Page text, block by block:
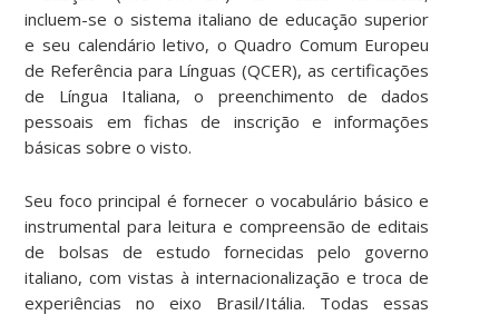
incluem-se o sistema italiano de educação superior
e seu calendário letivo, o Quadro Comum Europeu
de Referência para Línguas (QCER), as certificações
de Língua Italiana, o preenchimento de dados
pessoais em fichas de inscrição e informações
básicas sobre o visto.
Seu foco principal é fornecer o vocabulário básico e
instrumental para leitura e compreensão de editais
de bolsas de estudo fornecidas pelo governo
italiano, com vistas à internacionalização e troca de
experiências no eixo Brasil/Itália. Todas essas